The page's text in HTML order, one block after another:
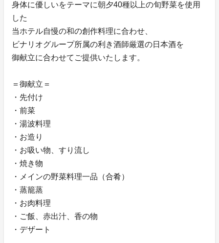
身体に優しいをテーマに朝夕40種以上の旬野菜を使用
した
当ホテル自慢の和の創作料理に合わせ、
ビナリオグループ所属の利き酒師厳選の日本酒を
御献立に合わせてご提供いたします。
＝御献立＝
・先付け
・前菜
・湯波料理
・お造り
・お吸い物、すり流し
・焼き物
・メインの野菜料理一品（合肴）
・蒸籠蒸
・お肉料理
・ご飯、赤出汁、香の物
・デザート